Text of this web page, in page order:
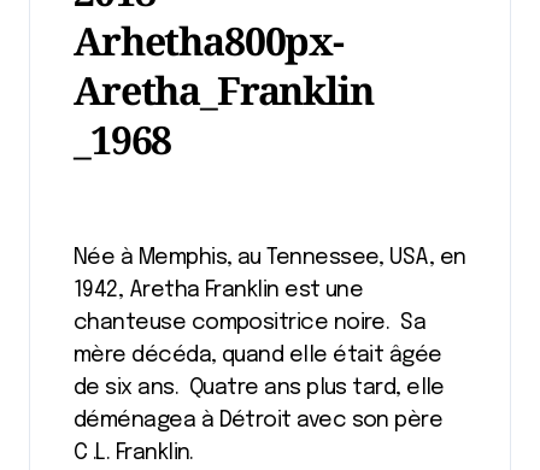
Née à Memphis, au Tennessee, USA, en
1942, Aretha Franklin est une
chanteuse compositrice noire. Sa
mère décéda, quand elle était âgée
de six ans. Quatre ans plus tard, elle
déménagea à Détroit avec son père
C .L. Franklin.